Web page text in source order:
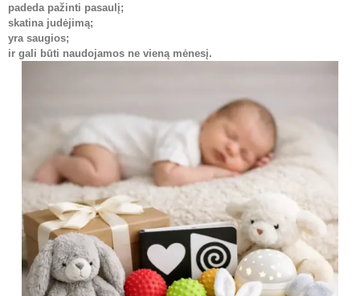
padeda pažinti pasaulį;
skatina judėjimą;
yra saugios;
ir gali būti naudojamos ne vieną mėnesį.